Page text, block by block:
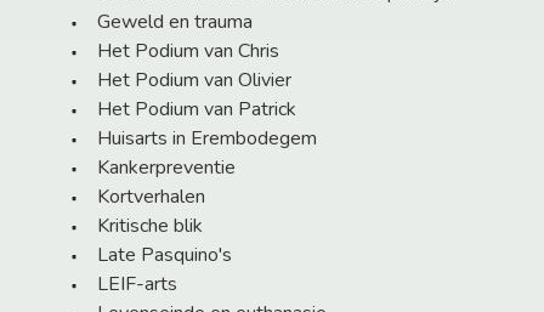
Geweld en trauma
Het Podium van Chris
Het Podium van Olivier
Het Podium van Patrick
Huisarts in Erembodegem
Kankerpreventie
Kortverhalen
Kritische blik
Late Pasquino's
LEIF-arts